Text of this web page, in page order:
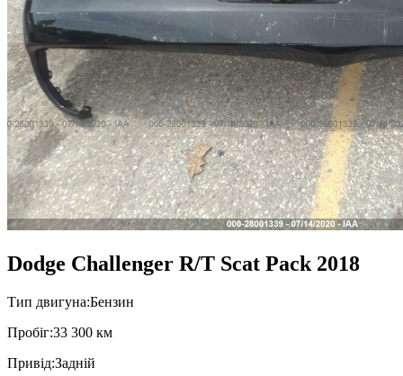
Dodge Challenger R/T Scat Pack 2018
Тип двигуна:Бензин
Пробiг:33 300 км
Привiд:Задній